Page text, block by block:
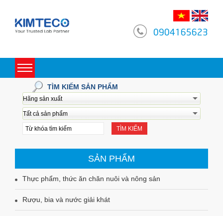
0904165623
Toggle
navigation
TÌM KIẾM SẢN PHẨM
TÌM KIẾM
SẢN PHẨM
Thực phẩm, thức ăn chăn nuôi và nông sản
Rượu, bia và nước giải khát